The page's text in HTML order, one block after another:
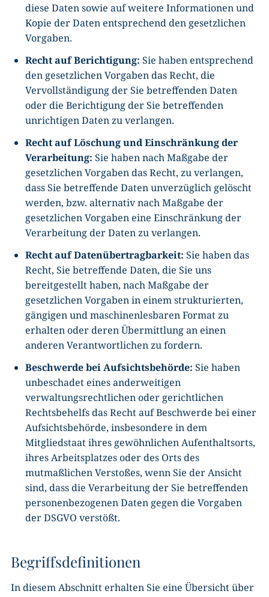
diese Daten sowie auf weitere Informationen und
Kopie der Daten entsprechend den gesetzlichen
Vorgaben.
Recht auf Berichtigung: Sie haben entsprechend
den gesetzlichen Vorgaben das Recht, die
Vervollständigung der Sie betreffenden Daten
oder die Berichtigung der Sie betreffenden
unrichtigen Daten zu verlangen.
Recht auf Löschung und Einschränkung der
Verarbeitung: Sie haben nach Maßgabe der
gesetzlichen Vorgaben das Recht, zu verlangen,
dass Sie betreffende Daten unverzüglich gelöscht
werden, bzw. alternativ nach Maßgabe der
gesetzlichen Vorgaben eine Einschränkung der
Verarbeitung der Daten zu verlangen.
Recht auf Datenübertragbarkeit: Sie haben das
Recht, Sie betreffende Daten, die Sie uns
bereitgestellt haben, nach Maßgabe der
gesetzlichen Vorgaben in einem strukturierten,
gängigen und maschinenlesbaren Format zu
erhalten oder deren Übermittlung an einen
anderen Verantwortlichen zu fordern.
Beschwerde bei Aufsichtsbehörde: Sie haben
unbeschadet eines anderweitigen
verwaltungsrechtlichen oder gerichtlichen
Rechtsbehelfs das Recht auf Beschwerde bei einer
Aufsichtsbehörde, insbesondere in dem
Mitgliedstaat ihres gewöhnlichen Aufenthaltsorts,
ihres Arbeitsplatzes oder des Orts des
mutmaßlichen Verstoßes, wenn Sie der Ansicht
sind, dass die Verarbeitung der Sie betreffenden
personenbezogenen Daten gegen die Vorgaben
der DSGVO verstößt.
Begriffsdefinitionen
In diesem Abschnitt erhalten Sie eine Übersicht über